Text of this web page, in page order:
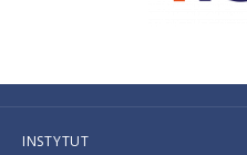
INSTYTUT